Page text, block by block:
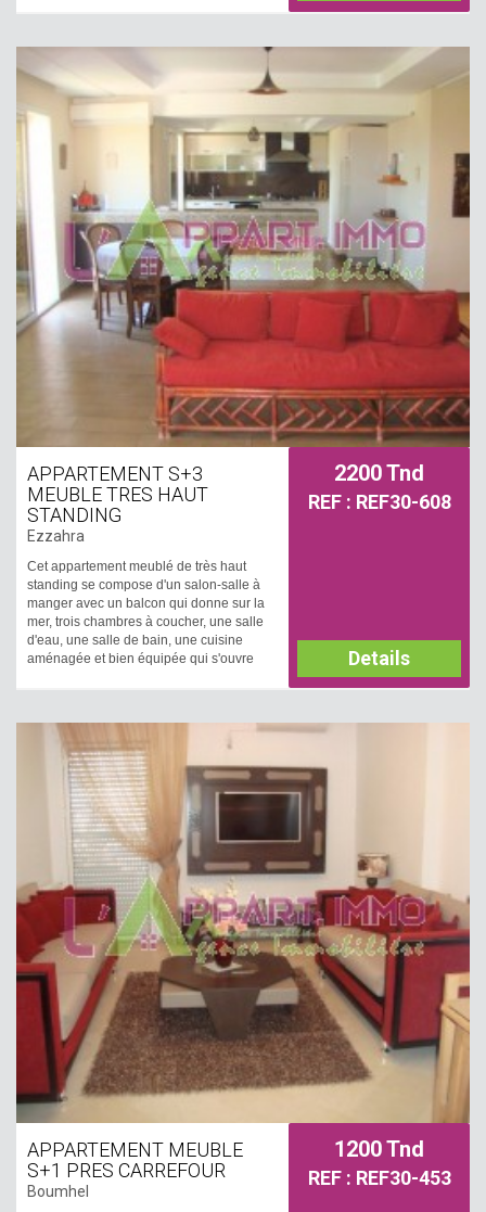
APPARTEMENT S+3
MEUBLE TRES HAUT
STANDING
Ezzahra
Cet appartement meublé de très haut
standing se compose d'un salon-salle à
manger avec un balcon qui donne sur la
mer, trois chambres à coucher, une salle
d'eau, une salle de bain, une cuisine
aménagée et bien équipée qui s'ouvre
2200 Tnd
REF : REF30-608
Details
APPARTEMENT MEUBLE
S+1 PRES CARREFOUR
Boumhel
1200 Tnd
REF : REF30-453